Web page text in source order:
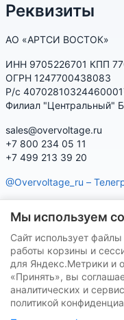
Реквизиты
АО «АРТСИ ВОСТОК»
ИНН 9705226701 КПП
ОГРН 1247700438083
Р/с
Филиал "Центральный"
sales@overvoltage.ru
+7 800 234 05 11
+7 499 213 39 20
@Overvoltage_ru –
характеристики,
Нашу продукцию Вы
Мы используем
Сайт использует
работы корзины и
для Яндекс.Метрики и
«Принять», вы
аналитических и
политикой